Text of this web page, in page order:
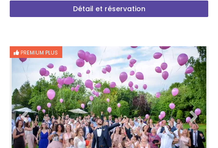
Détail et réservation
PREMIUM PLUS